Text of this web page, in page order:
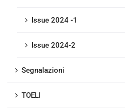
Issue 2024 -1
Issue 2024-2
Segnalazioni
TOELI